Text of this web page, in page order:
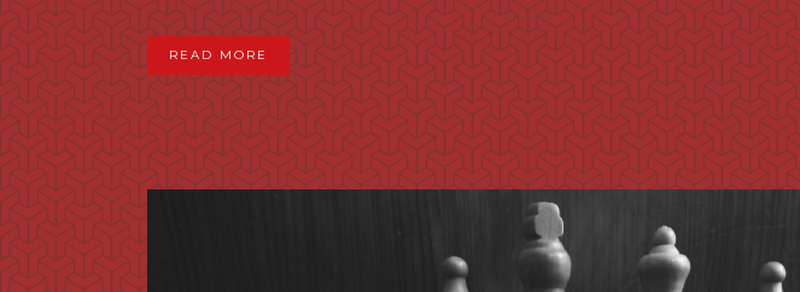
READ MORE